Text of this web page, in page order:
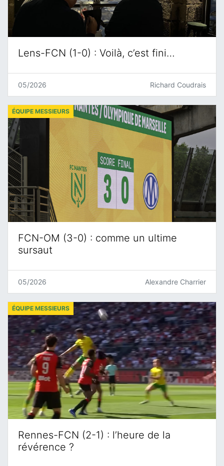
Lens-FCN (1-0) : Voilà, c’est fini…
05/2026 Richard Coudrais
FCN-OM (3-0) : comme un ultime
sursaut
ÉQUIPE MESSIEURS
05/2026 Alexandre Charrier
Rennes-FCN (2-1) : l’heure de la
révérence ?
ÉQUIPE MESSIEURS